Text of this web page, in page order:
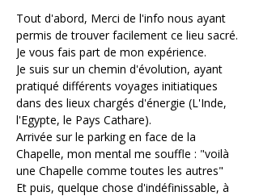
Tout d'abord, Merci de l'info nous ayant
permis de trouver facilement ce lieu sacré.
Je vous fais part de mon expérience.
Je suis sur un chemin d'évolution, ayant
pratiqué différents voyages initiatiques
dans des lieux chargés d'énergie (L'Inde,
l'Egypte, le Pays Cathare).
Arrivée sur le parking en face de la
Chapelle, mon mental me souffle : "voilà
une Chapelle comme toutes les autres"
Et puis, quelque chose d'indéfinissable, à